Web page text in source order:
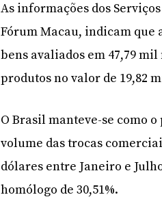
As informações dos
Fórum Macau, indicam que
bens avaliados em 47,79
produtos no valor de 19,82
O Brasil manteve-se como
volume das trocas
dólares entre Janeiro e
homólogo de 30,51%.